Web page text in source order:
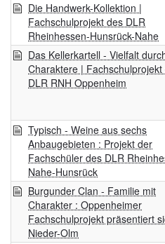
Die Handwerk-Kollektion |
Fachschulprojekt des DLR
Rheinhessen-Hunsrück-Nahe
Das Kellerkartell - Vielfalt
Charaktere | Fachschulprojekt
DLR RNH Oppenheim
Typisch - Weine aus sechs
Anbaugebieten : Projekt der
Fachschüler des DLR
Nahe-Hunsrück
Burgunder Clan - Familie mit
Charakter : Oppenheimer
Fachschulprojekt präsentiert
Nieder-Olm